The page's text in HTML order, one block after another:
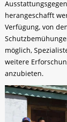
herangeschafft
Verfügung, von
möglich,
weitere
anzubieten.